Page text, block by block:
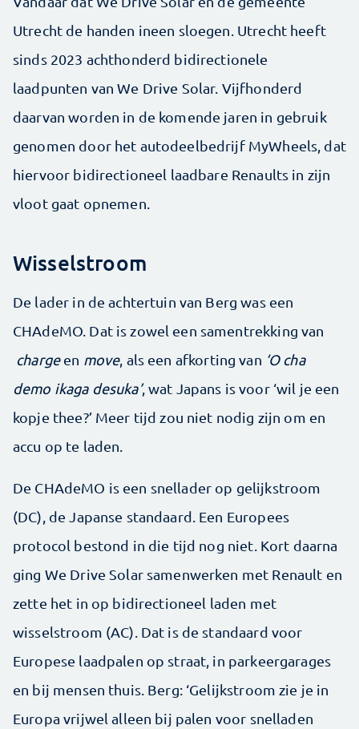
Utrecht de handen ineen sloegen. Utrecht heeft
sinds 2023 achthonderd bidirectionele
laadpunten van We Drive Solar. Vijfhonderd
daarvan worden in de komende jaren in gebruik
genomen door het autodeelbedrijf MyWheels, dat
hiervoor bidirectioneel laadbare Renaults in zijn
vloot gaat opnemen.
Wisselstroom
De lader in de achtertuin van Berg was een
CHAdeMO. Dat is zowel een samentrekking van
chargeen move, als een afkorting van ‘O cha
demo ikaga desuka’, wat Japans is voor ‘wil je een
kopje thee?’ Meer tijd zou niet nodig zijn om en
accu op te laden.
De CHAdeMO is een snellader op gelijkstroom
(DC), de Japanse standaard. Een Europees
protocol bestond in die tijd nog niet. Kort daarna
ging We Drive Solar samenwerken met Renault en
zette het in op bidirectioneel laden met
wisselstroom (AC). Dat is de standaard voor
Europese laadpalen op straat, in parkeergarages
en bij mensen thuis. Berg: ‘Gelijkstroom zie je in
Europa vrijwel alleen bij palen voor snelladen